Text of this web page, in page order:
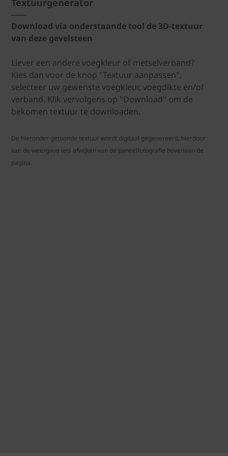
Download via onderstaande tool de 3D-textuur
van deze gevelsteen
Liever een andere voegkleur of metselverband?
Kies dan voor de knop "Textuur aanpassen",
selecteer uw gewenste voegkleur, voegdikte en/of
verband. Klik vervolgens op "Download" om de
bekomen textuur te downloaden.
De hieronder getoonde textuur wordt digitaal gegenereerd, hierdoor
kan de weergave iets afwijken van de paneelfotografie bovenaan de
pagina.